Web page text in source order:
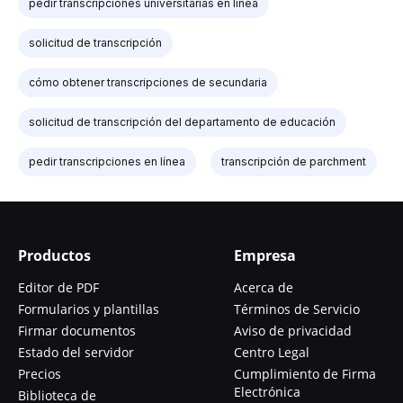
pedir transcripciones universitarias en línea
solicitud de transcripción
cómo obtener transcripciones de secundaria
solicitud de transcripción del departamento de educación
pedir transcripciones en línea transcripción de parchment
Productos
Editor de PDF
Formularios y plantillas
Firmar documentos
Estado del servidor
Precios
Biblioteca de
Empresa
Acerca de
Términos de Servicio
Aviso de privacidad
Centro Legal
Cumplimiento de Firma
Electrónica